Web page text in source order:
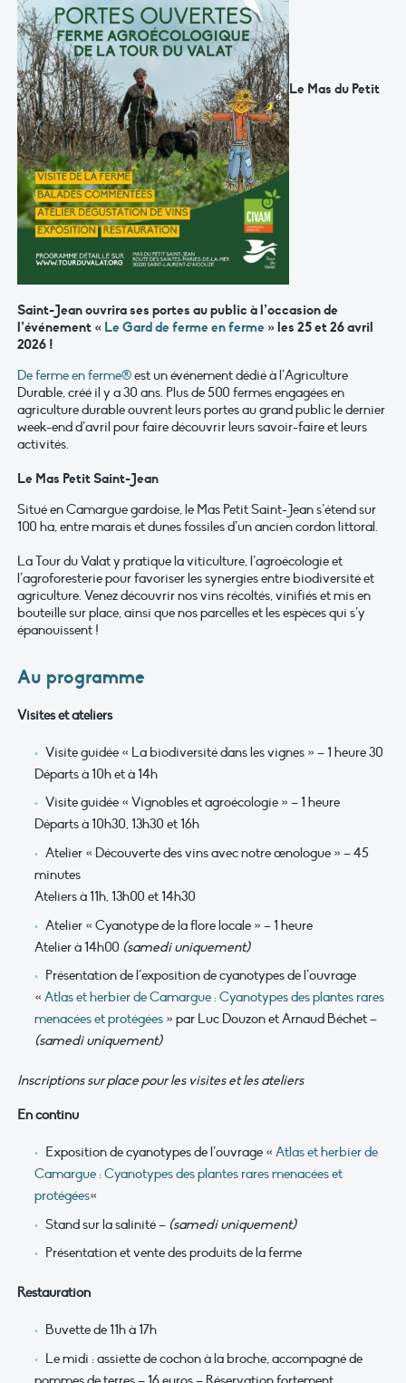
Le Mas du Petit
Saint-Jean ouvrira ses portes au public à l’occasion de
l’événement « Le Gard de ferme en ferme » les 25 et 26 avril
2026 !
De ferme en ferme®est un événement dédié à l’Agriculture
Durable, créé il y a 30 ans. Plus de 500 fermes engagées en
agriculture durable ouvrent leurs portes au grand public le dernier
week-end d’avril pour faire découvrir leurs savoir-faire et leurs
activités.
Le Mas Petit Saint-Jean
Situé en Camargue gardoise, le Mas Petit Saint-Jean s’étend sur
100 ha, entre marais et dunes fossiles d’un ancien cordon littoral.
La Tour du Valat y pratique la viticulture, l’agroécologie et
l’agroforesterie pour favoriser les synergies entre biodiversité et
agriculture. Venez découvrir nos vins récoltés, vinifiés et mis en
bouteille sur place, ainsi que nos parcelles et les espèces qui s’y
épanouissent !
Au programme
Visites et ateliers
Visite guidée « La biodiversité dans les vignes » – 1 heure 30
Départs à 10h et à 14h
Visite guidée « Vignobles et agroécologie » – 1 heure
Départs à 10h30, 13h30 et 16h
Atelier « Découverte des vins avec notre œnologue » – 45
minutes
Ateliers à 11h, 13h00 et 14h30
Atelier « Cyanotype de la flore locale» – 1 heure
Atelier à 14h00 (samedi uniquement)
Présentation de l’exposition de cyanotypes de l’ouvrage
« Atlas et herbier de Camargue : Cyanotypes des plantes rares
menacées et protégées » par Luc Douzon et Arnaud Béchet –
(samedi uniquement)
Inscriptions sur place pour les visites et les ateliers
En continu
Exposition de cyanotypes de l’ouvrage « Atlas et herbier de
Camargue : Cyanotypes des plantes rares menacées et
protégées«
Stand sur la salinité – (samedi uniquement)
Présentation et vente des produits de la ferme
Restauration
Buvette de 11h à 17h
Le midi : assiette de cochon à la broche, accompagné de